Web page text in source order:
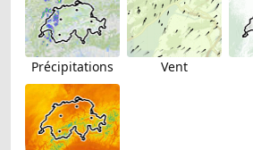
Précipitations Vent